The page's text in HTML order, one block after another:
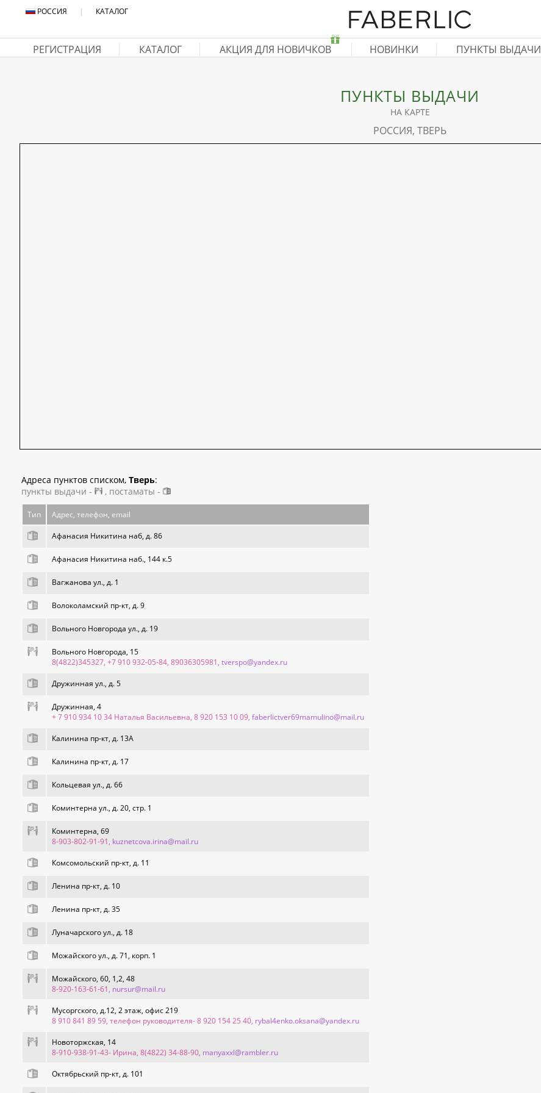
РОССИЯ | КАТАЛОГ
РЕГИСТРАЦИЯ КАТАЛОГ АКЦИЯ ДЛЯ НОВИЧКОВ НОВИНКИ ПУНКТЫ ВЫДАЧИ
ПУНКТЫ ВЫДАЧИ
НА КАРТЕ
РОССИЯ, ТВЕРЬ
Адреса пунктов списком, Тверь:
пункты выдачи -
, постаматы -
Тип Адрес, телефон, email
Афанасия Никитина наб, д. 86
Афанасия Никитина наб., 144 к.5
Вагжанова ул., д. 1
Волоколамский пр-кт, д. 9
Вольного Новгорода ул., д. 19
Вольного Новгорода, 15
8(4822)345327, +7 910 932-05-84, 89036305981, tverspo@yandex.ru
Дружинная ул., д. 5
Дружинная, 4
+ 7 910 934 10 34 Наталья Васильевна, 8 920 153 10 09, faberlictver69mamulino@mail.ru
Калинина пр-кт, д. 13А
Калинина пр-кт, д. 17
Кольцевая ул., д. 66
Коминтерна ул., д. 20, стр. 1
Коминтерна, 69
8-903-802-91-91, kuznetcova.irina@mail.ru
Комсомольский пр-кт, д. 11
Ленина пр-кт, д. 10
Ленина пр-кт, д. 35
Луначарского ул., д. 18
Можайского ул., д. 71, корп. 1
Можайского, 60, 1,2, 48
8-920-163-61-61, nursur@mail.ru
Мусоргского, д.12, 2 этаж, офис 219
8 910 841 89 59, телефон руководителя- 8 920 154 25 40, rybal4enko.oksana@yandex.ru
Новоторжская, 14
8-910-938-91-43- Ирина, 8(4822) 34-88-90, manyaxxl@rambler.ru
Октябрьский пр-кт, д. 101